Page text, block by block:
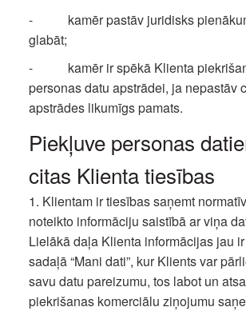
- kamēr pastāv juridisks
glabāt;
- kamēr ir spēkā Klienta
personas datu apstrādei, ja nepastāv
apstrādes likumīgs pamats.
Piekļuve personas
citas Klienta tiesības
1. Klientam ir tiesības saņemt
noteikto informāciju saistībā ar viņa
Lielākā daļa Klienta informācijas jau
sadaļā “Mani dati”, kur Klients var
savu datu pareizumu, tos labot un
piekrišanas komerciālu ziņojumu